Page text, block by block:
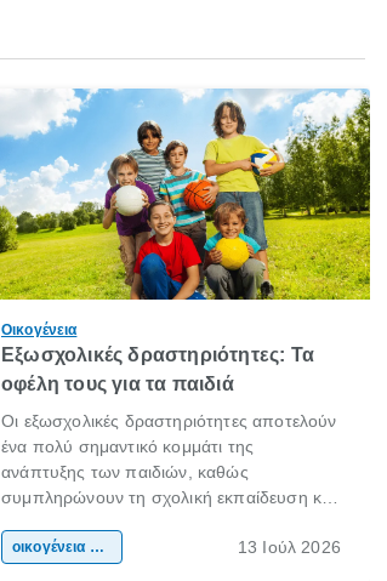
Οικογένεια
Εξωσχολικές δραστηριότητες: Τα
οφέλη τους για τα παιδιά
Οι εξωσχολικές δραστηριότητες αποτελούν
ένα πολύ σημαντικό κομμάτι της
ανάπτυξης των παιδιών, καθώς
συμπληρώνουν τη σχολική εκπαίδευση και
της προσωπικότητας, της κοινωνικότητας
οικογένεια & παιδί 13 Ιούλ 2026